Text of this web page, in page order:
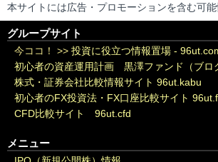
本サイトには広告・プロモーションを含む可能
グループサイト
今ココ！ >> 投資に役立つ情報置場 -
初心者の資産運用計画 黒澤ファンド（ブロ
株式・証券会社比較情報サイト 96ut.kabu
初心者のFX投資法・FX口座比較サイト
CFD比較サイト 96ut.cfd
メニュー